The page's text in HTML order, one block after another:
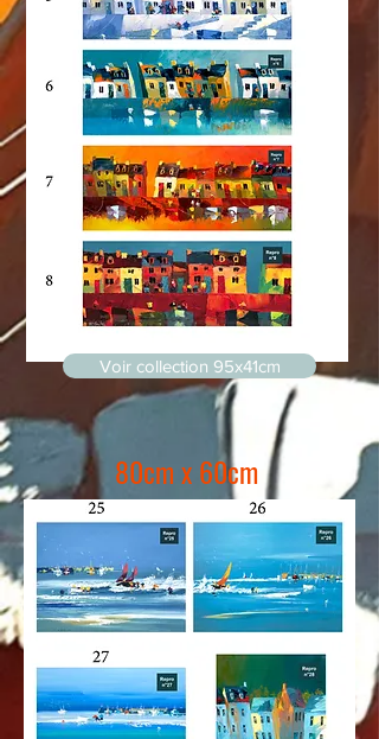
Voir collection 95x41cm
80cm x 60cm